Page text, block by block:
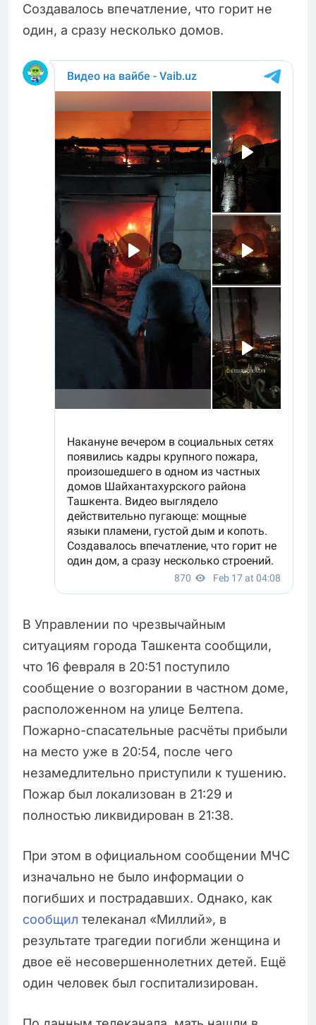
Создавалось впечатление, что горит не
один, а сразу несколько домов.
В Управлении по чрезвычайным
ситуациям города Ташкента сообщили,
что 16 февраля в 20:51 поступило
сообщение о возгорании в частном доме,
расположенном на улице Белтепа.
Пожарно-спасательные расчёты прибыли
на место уже в 20:54, после чего
незамедлительно приступили к тушению.
Пожар был локализован в 21:29 и
полностью ликвидирован в 21:38.
При этом в официальном сообщении МЧС
изначально не было информации о
погибших и пострадавших. Однако, как
сообщил телеканал «Миллий», в
результате трагедии погибли женщина и
двое её несовершеннолетних детей. Ещё
один человек был госпитализирован.